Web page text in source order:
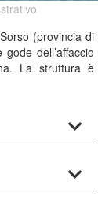
(provincia di
dell’affaccio
La struttura è